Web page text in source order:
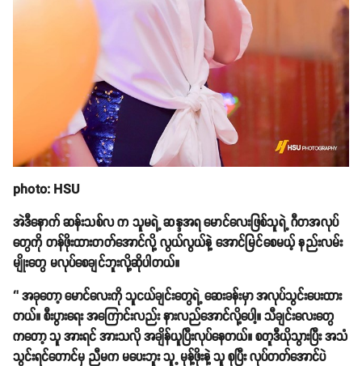
photo: HSU
အဲဒီနောက် ဆန်းသစ်လ က သူမရဲ့ ဆန္ဒအရ မောင်လေးဖြစ်သူရဲ့ ဂီတအလုပ်
တွေကို တန်ဖိုးထားတတ်အောင်လို့ လွယ်လွယ်နဲ့ အောင်မြင်စေမယ့် နည်းလမ်း
မျိုးတွေ မလုပ်စေချင်ဘူးလို့ဆိုပါတယ်။
‘’ အခုတော့ မောင်လေးကို သူငယ်ချင်းတွေရဲ့ ဆေးခန်းမှာ အလုပ်သွင်းပေးထား
တယ်။ စီးပွားရေး အကြောင်းလည်း နားလည်အောင်လို့ပေါ့။ သီချင်းလေးတွေ
ကတော့ သူ အားရင် အားသလို အချိန်ယူပြီးလုပ်နေတယ်။ စတူဒီယိုသွားပြီး အသံ
သွင်းရင်တောင်မှ ညီမက မပေးဘူး သူ့ မုန့်ဖိုးနဲ့ သူ စုပြီး လုပ်တတ်အောင်ပဲ